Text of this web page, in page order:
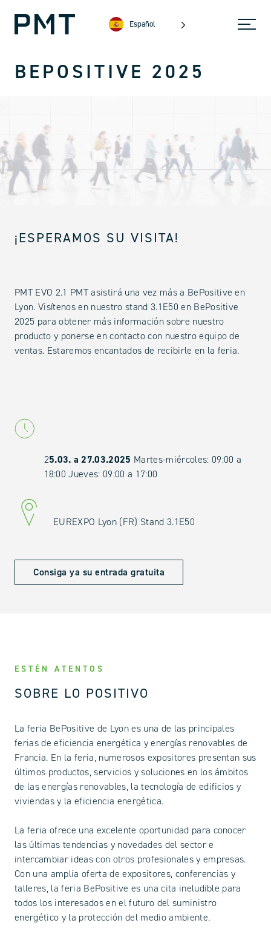
Español
BEPOSITIVE 2025
¡ESPERAMOS SU VISITA!
PMT EVO 2.1 PMT asistirá una vez más a BePositive en
Lyon. Visítenos en nuestro stand 3.1E50 en BePositive
2025 para obtener más información sobre nuestro
producto y ponerse en contacto con nuestro equipo de
ventas. Estaremos encantados de recibirle en la feria.
25.03. a 27.03.2025 Martes-miércoles: 09:00 a
18:00 Jueves: 09:00 a 17:00
EUREXPO Lyon (FR) Stand 3.1E50
Consiga ya su entrada gratuita
ESTÉN ATENTOS
SOBRE LO POSITIVO
La feria BePositive de Lyon es una de las principales
ferias de eficiencia energética y energías renovables de
Francia. En la feria, numerosos expositores presentan sus
últimos productos, servicios y soluciones en los ámbitos
de las energías renovables, la tecnología de edificios y
viviendas y la eficiencia energética.
La feria ofrece una excelente oportunidad para conocer
las últimas tendencias y novedades del sector e
intercambiar ideas con otros profesionales y empresas.
Con una amplia oferta de expositores, conferencias y
talleres, la feria BePositive es una cita ineludible para
todos los interesados en el futuro del suministro
energético y la protección del medio ambiente.